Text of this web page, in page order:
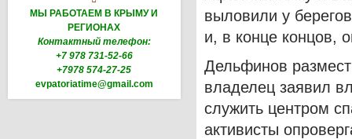
МЫ РАБОТАЕМ В КРЫМУ И
РЕГИОНАХ
Контактный телефон:
+7 978 731-52-66
+7978 574-27-25
evpatoriatime@gmail.com
выловили у
и, в конце концов,
Дельфинов
владелец заявил
служить центром
активисты